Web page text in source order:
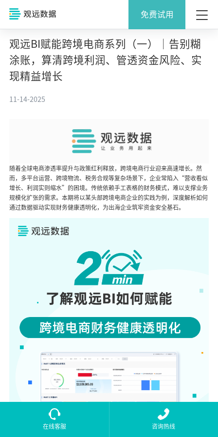
免费试用
观远BI赋能跨境电商系列（一）｜告别糊
涂账，算清跨境利润、管透资金风险、实
现精益增长
11-14-2025
随着全球电商渗透率提升与政策红利释放，跨境电商行业迎来高速增长。然
而，多平台运营、跨境物流、税务合规等复杂场景下，企业常陷入“营收看似
增长、利润实则缩水”的困境。传统依赖手工表格的财务模式，难以支撑业务
规模化扩张的需求。本期将以某头部跨境电商企业的实践为例，深度解析如何
通过数据驱动实现财务健康透明化，为出海企业筑牢资金安全基石。
在线客服 咨询热线